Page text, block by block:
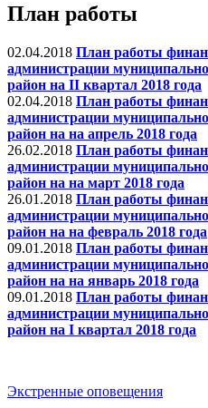
План работы
02.04.2018 План работы
администрации
район на II квартал 2018 года
02.04.2018 План работы
администрации
район на на апрель 2018 года
26.02.2018 План работы
администрации
район на на март 2018 года
26.01.2018 План работы
администрации
район на на февраль 2018 года
09.01.2018 План работы
администрации
район на на январь 2018 года
09.01.2018 План работы
администрации
район на I квартал 2018 года
Экстренные оповещения